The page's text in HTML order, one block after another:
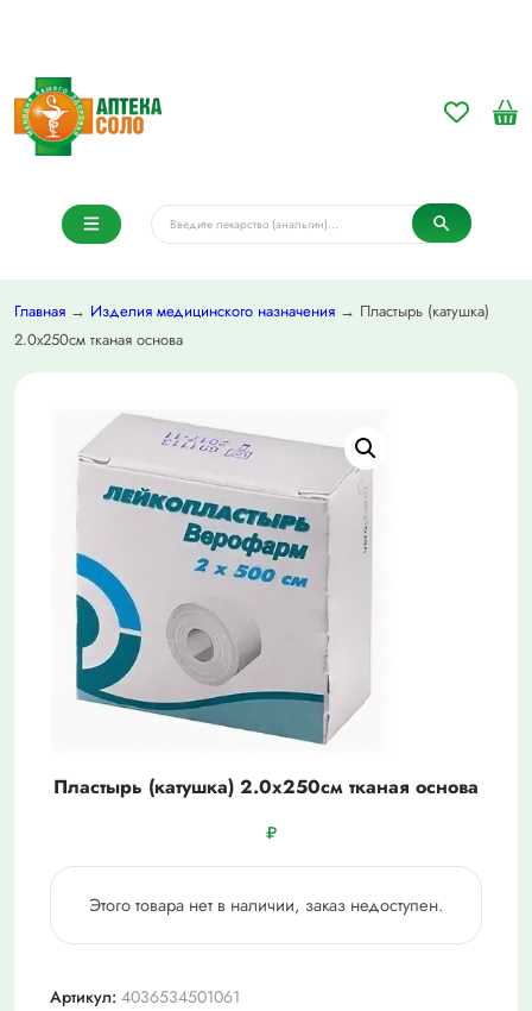
Главная → Изделия медицинского назначения → Пластырь (катушка)
2.0х250см тканая основа
Пластырь (катушка) 2.0х250см тканая основа
₽
Этого товара нет в наличии, заказ недоступен.
Артикул: 4036534501061